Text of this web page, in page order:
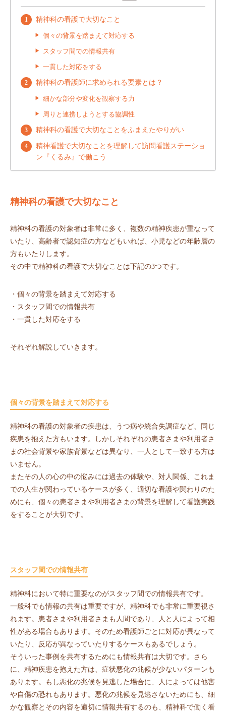
精神科の看護で大切なこと
個々の背景を踏まえて対応する
スタッフ間での情報共有
一貫した対応をする
精神科の看護師に求められる要素とは？
細かな部分や変化を観察する力
周りと連携しようとする協調性
精神科の看護で大切なことをふまえたやりがい
精神看護で大切なことを理解して訪問看護ステーショ
ン『くるみ』で働こう
精神科の看護で大切なこと
精神科の看護の対象者は非常に多く、複数の精神疾患が重なって
いたり、高齢者で認知症の方などもいれば、小児などの年齢層の
方もいたりします。
その中で精神科の看護で大切なことは下記の3つです。
・個々の背景を踏まえて対応する
・スタッフ間での情報共有
・一貫した対応をする
それぞれ解説していきます。
個々の背景を踏まえて対応する
精神科の看護の対象者の疾患は、うつ病や統合失調症など、同じ
疾患を抱えた方もいます。しかしそれぞれの患者さまや利用者さ
まの社会背景や家族背景などは異なり、一人として一致する方は
いません。
またその人の心の中の悩みには過去の体験や、対人関係、これま
での人生が関わっているケースが多く、適切な看護や関わりのた
めにも、個々の患者さまや利用者さまの背景を理解して看護実践
をすることが大切です。
スタッフ間での情報共有
精神科において特に重要なのがスタッフ間での情報共有です。
一般科でも情報の共有は重要ですが、精神科でも非常に重要視さ
れます。患者さまや利用者さまも人間であり、人と人によって相
性がある場合もあります。そのため看護師ごとに対応が異なって
いたり、反応が異なっていたりするケースもあるでしょう。
そういった事例を共有するためにも情報共有は大切です。さら
に、精神疾患を抱えた方は、症状悪化の兆候が少ないパターンも
あります。もし悪化の兆候を見逃した場合に、人によっては他害
や自傷の恐れもあります。悪化の兆候を見逃さないためにも、細
かな観察とその内容を適切に情報共有するのも、精神科で働く看